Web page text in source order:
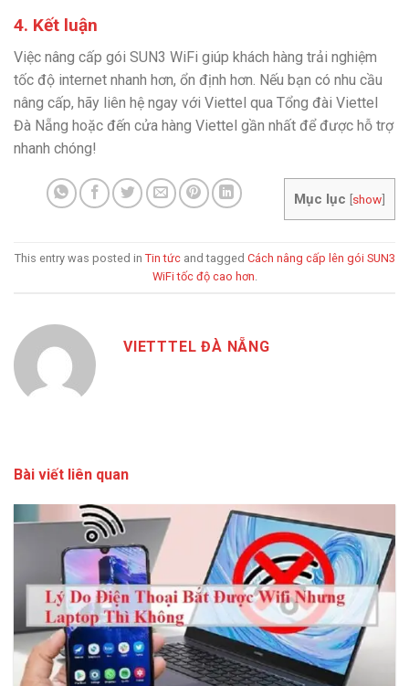
4. Kết luận
Việc nâng cấp gói SUN3 WiFi giúp khách hàng trải nghiệm
tốc độ internet nhanh hơn, ổn định hơn. Nếu bạn có nhu cầu
nâng cấp, hãy liên hệ ngay với Viettel qua Tổng đài Viettel
Đà Nẵng hoặc đến cửa hàng Viettel gần nhất để được hỗ trợ
nhanh chóng!
Mục lục [show]
This entry was posted in Tin tứcand tagged Cách nâng cấp lên gói SUN3
WiFi tốc độ cao hơn
VIETTTEL ĐÀ NẴNG
Bài viết liên quan